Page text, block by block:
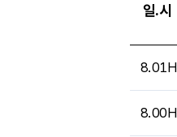
일.시
8.01H
8.00H